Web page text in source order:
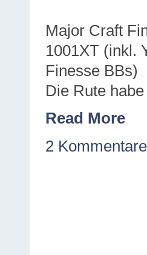
Major Craft
1001XT (inkl.
Finesse BBs)
Die Rute
Read More
2 Kommentare